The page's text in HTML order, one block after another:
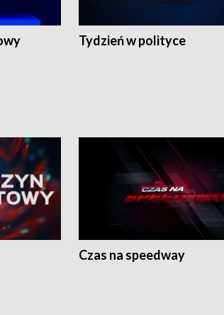
Tydzień w polityce
Czas na speedway